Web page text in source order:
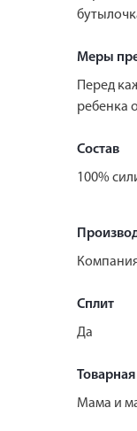
Меры
Перед
ребенка
Состав
100%
Сплит
Да
Товарная
Мама и